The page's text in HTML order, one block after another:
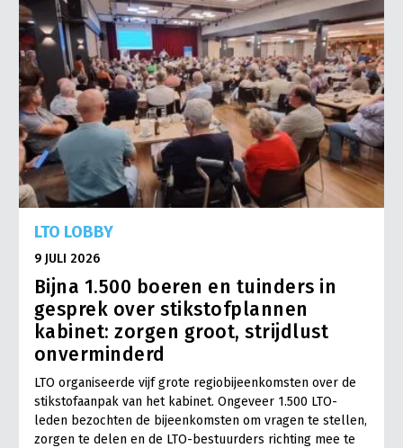
LTO LOBBY
9 JULI 2026
Bijna 1.500 boeren en tuinders in
gesprek over stikstofplannen
kabinet: zorgen groot, strijdlust
onverminderd
LTO organiseerde vijf grote regiobijeenkomsten over de
stikstofaanpak van het kabinet. Ongeveer 1.500 LTO-
leden bezochten de bijeenkomsten om vragen te stellen,
zorgen te delen en de LTO-bestuurders richting mee te